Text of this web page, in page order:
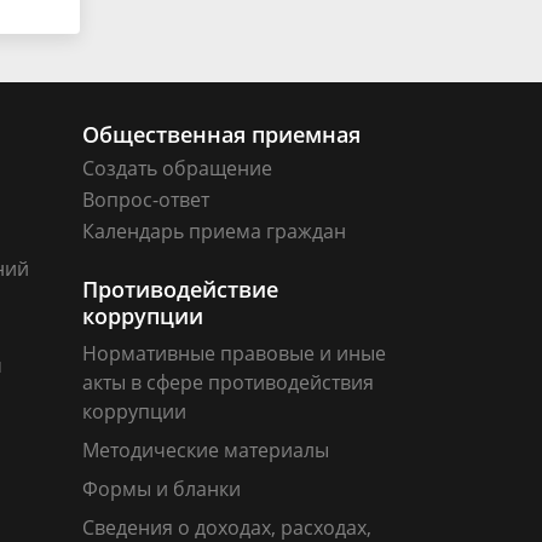
Общественная приемная
Создать обращение
Вопрос-ответ
Календарь приема граждан
Противодействие
коррупции
Нормативные правовые и иные
акты в сфере противодействия
коррупции
Методические материалы
Формы и бланки
Сведения о доходах, расходах,